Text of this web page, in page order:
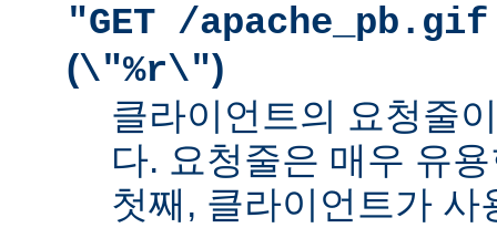
"GET /
(\"%r\")
클라이언트의 요청줄
다. 요청줄은 매우 유
첫째, 클라이언트가